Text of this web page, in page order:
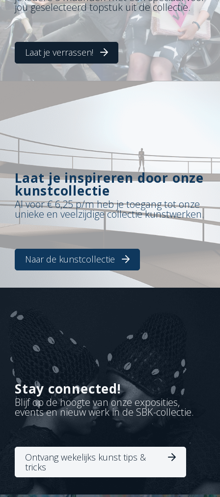
jou geselecteerd topstuk uit de collectie.
Laat je verrassen!
Laat je inspireren door onze
kunstcollectie
Al voor € 6,25 p/m heb je toegang tot onze
unieke en veelzijdige collectie kunstwerken.
Naar de kunstcollectie
Stay connected!
Blijf op de hoogte van onze exposities,
events en nieuw werk in de SBK-collectie.
Ontvang wekelijks kunst tips &
tricks